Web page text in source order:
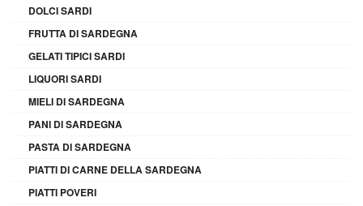
DOLCI SARDI
FRUTTA DI SARDEGNA
GELATI TIPICI SARDI
LIQUORI SARDI
MIELI DI SARDEGNA
PANI DI SARDEGNA
PASTA DI SARDEGNA
PIATTI DI CARNE DELLA SARDEGNA
PIATTI POVERI